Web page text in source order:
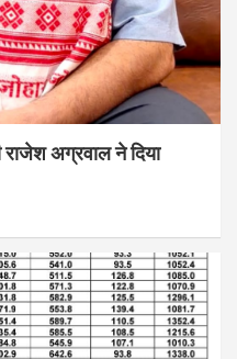
राजेश अग्रवाल ने दिया